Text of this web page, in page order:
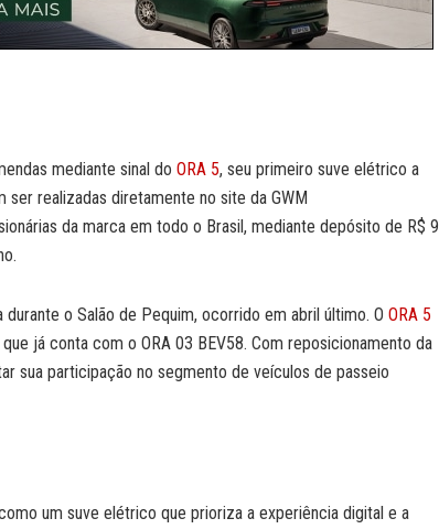
mediante sinal do ORA 5, seu primeiro suve elétrico a
realizadas diretamente no site da GWM
da marca em todo o Brasil, mediante depósito de R$ 9
o Salão de Pequim, ocorrido em abril último. O ORA 5
já conta com o ORA 03 BEV58. Com reposicionamento da
sua participação no segmento de veículos de passeio
um suve elétrico que prioriza a experiência digital e a